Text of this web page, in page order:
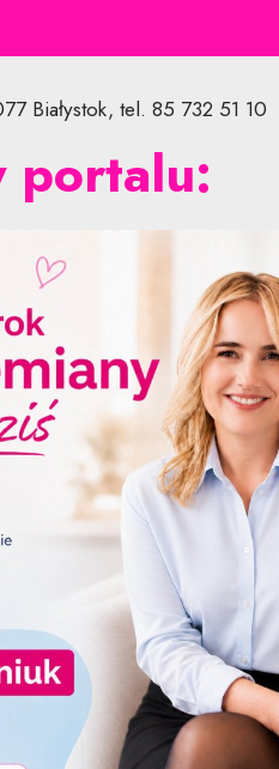
Białystok, tel. 85 732 51 10
portalu: